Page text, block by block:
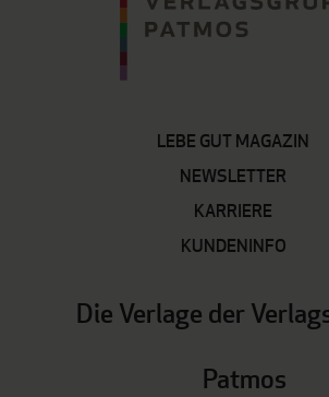
LEBE GUT MAGAZIN
NEWSLETTER
KARRIERE
KUNDENINFO
Die Verlage der
Patmos